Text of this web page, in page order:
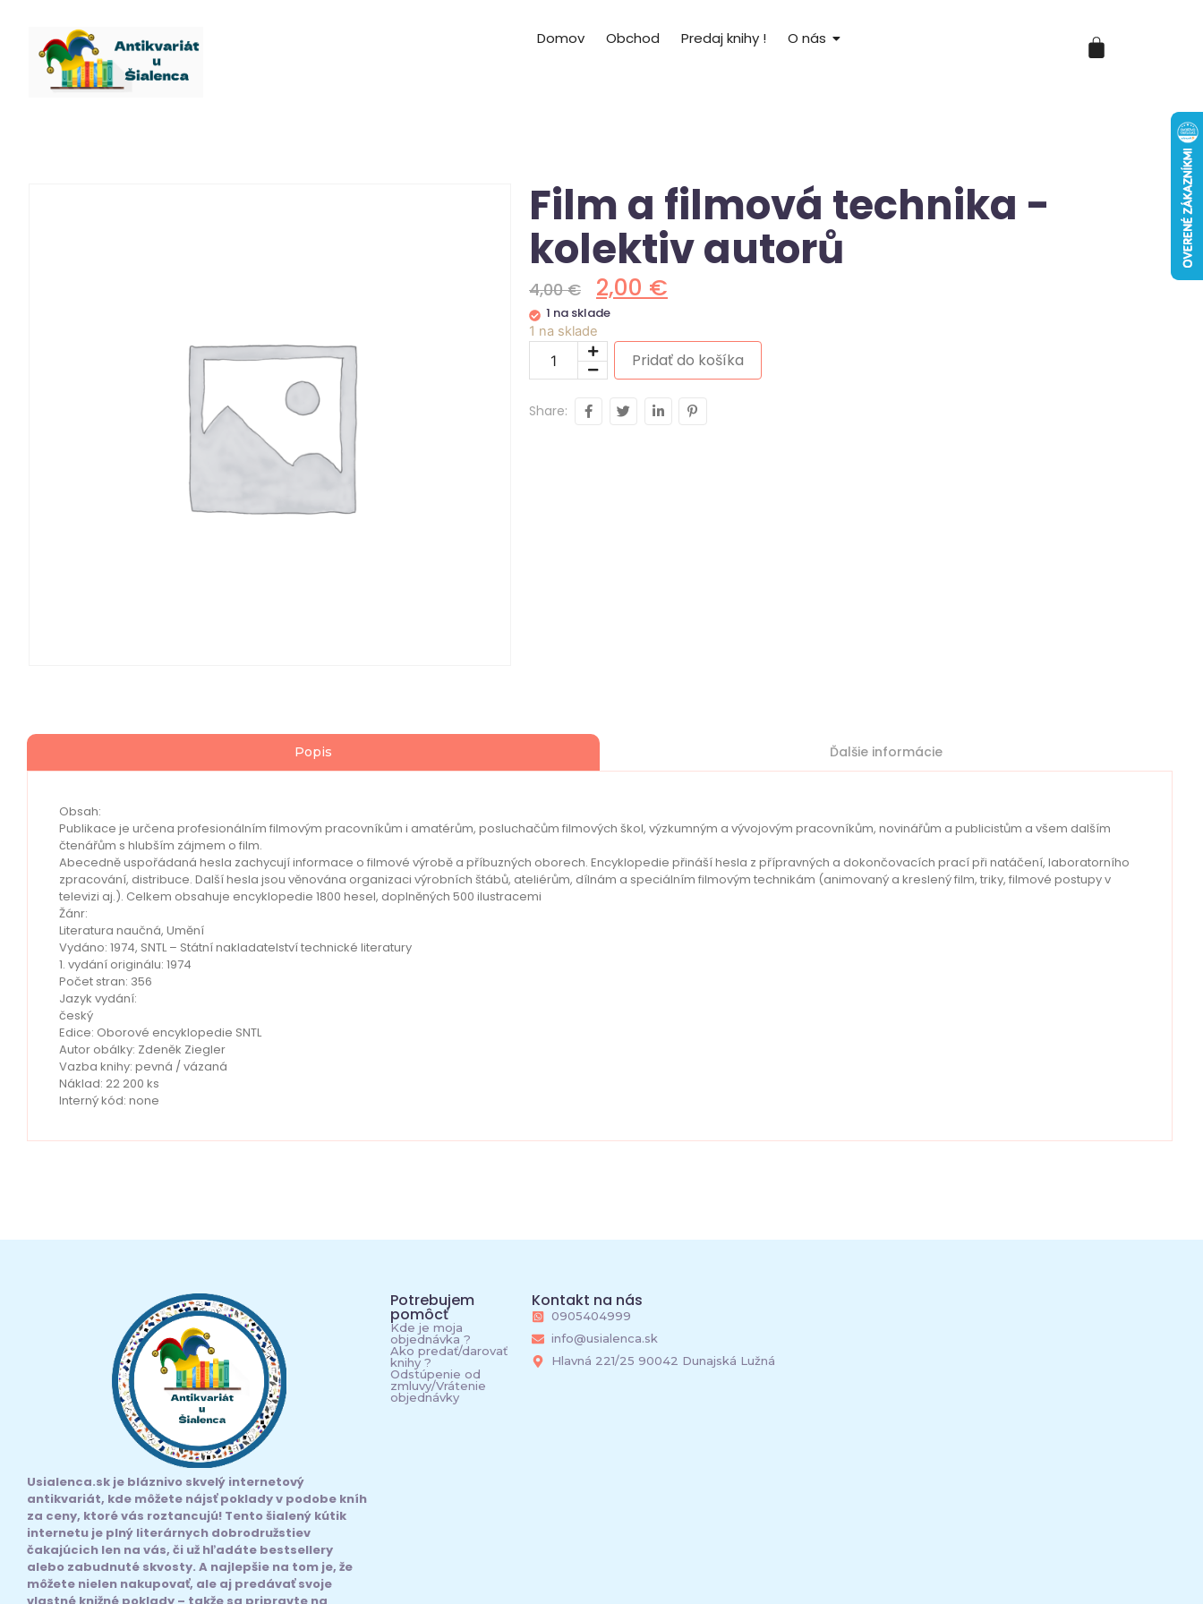
Domov Obchod Predaj knihy ! O nás
Film a filmová technika -
kolektiv autorů
4,00€ 2,00 €
1 na sklade
1 na sklade
Pridať do košíka
Share:
Popis Ďalšie informácie
Obsah:
Publikace je určena profesionálním filmovým pracovníkům i amatérům, posluchačům filmových škol, výzkumným a vývojovým pracovníkům, novinářům a publicistům a všem dalším
čtenářům s hlubším zájmem o film.
Abecedně uspořádaná hesla zachycují informace o filmové výrobě a příbuzných oborech. Encyklopedie přináší hesla z přípravných a dokončovacích prací při natáčení, laboratorního
zpracování, distribuce. Další hesla jsou věnována organizaci výrobních štábů, ateliérům, dílnám a speciálním filmovým technikám (animovaný a kreslený film, triky, filmové postupy v
televizi aj.). Celkem obsahuje encyklopedie 1800 hesel, doplněných 500 ilustracemi
Žánr:
Literatura naučná, Umění
Vydáno: 1974, SNTL – Státní nakladatelství technické literatury
1. vydání originálu: 1974
Počet stran: 356
Jazyk vydání:
český
Edice: Oborové encyklopedie SNTL
Autor obálky: Zdeněk Ziegler
Vazba knihy: pevná / vázaná
Náklad: 22 200 ks
Interný kód: none
Usialenca.sk je bláznivo skvelý internetový
antikvariát, kde môžete nájsť poklady v podobe kníh
za ceny, ktoré vás roztancujú! Tento šialený kútik
internetu je plný literárnych dobrodružstiev
čakajúcich len na vás, či už hľadáte bestsellery
alebo zabudnuté skvosty. A najlepšie na tom je, že
môžete nielen nakupovať, ale aj predávať svoje
Potrebujem
pomôcť
Kde je moja
objednávka ?
Ako predať/darovať
knihy ?
Odstúpenie od
zmluvy/Vrátenie
objednávky
Kontakt na nás
0905404999
info@usialenca.sk
Hlavná 221/25 90042 Dunajská Lužná